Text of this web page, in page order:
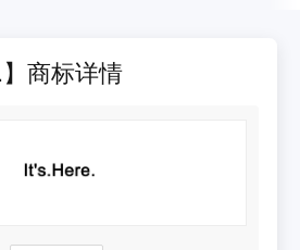
】商标详情